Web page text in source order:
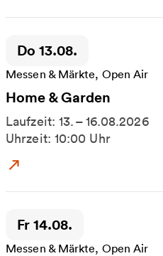
Zeitpunkt der
Do 13.08.
Messen & Märkte, Open Air
Home & Garden
Laufzeit: 13. – 16.08.2026
Uhrzeit: 10:00 Uhr
Zum Event: Home &
Zeitpunkt der
Fr 14.08.
Messen & Märkte, Open Air